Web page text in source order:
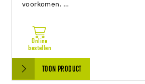
voorkomen. …
Online
bestellen
TOON PRODUCT